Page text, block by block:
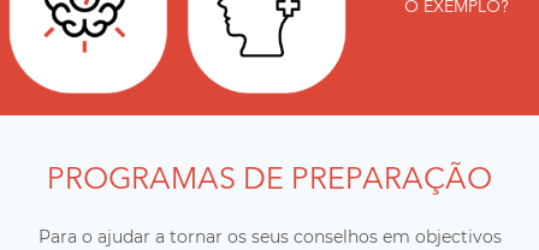
O EXEMPLO?
PROGRAMAS DE PREPARAÇÃO
Para o ajudar a tornar os seus conselhos em objectivos